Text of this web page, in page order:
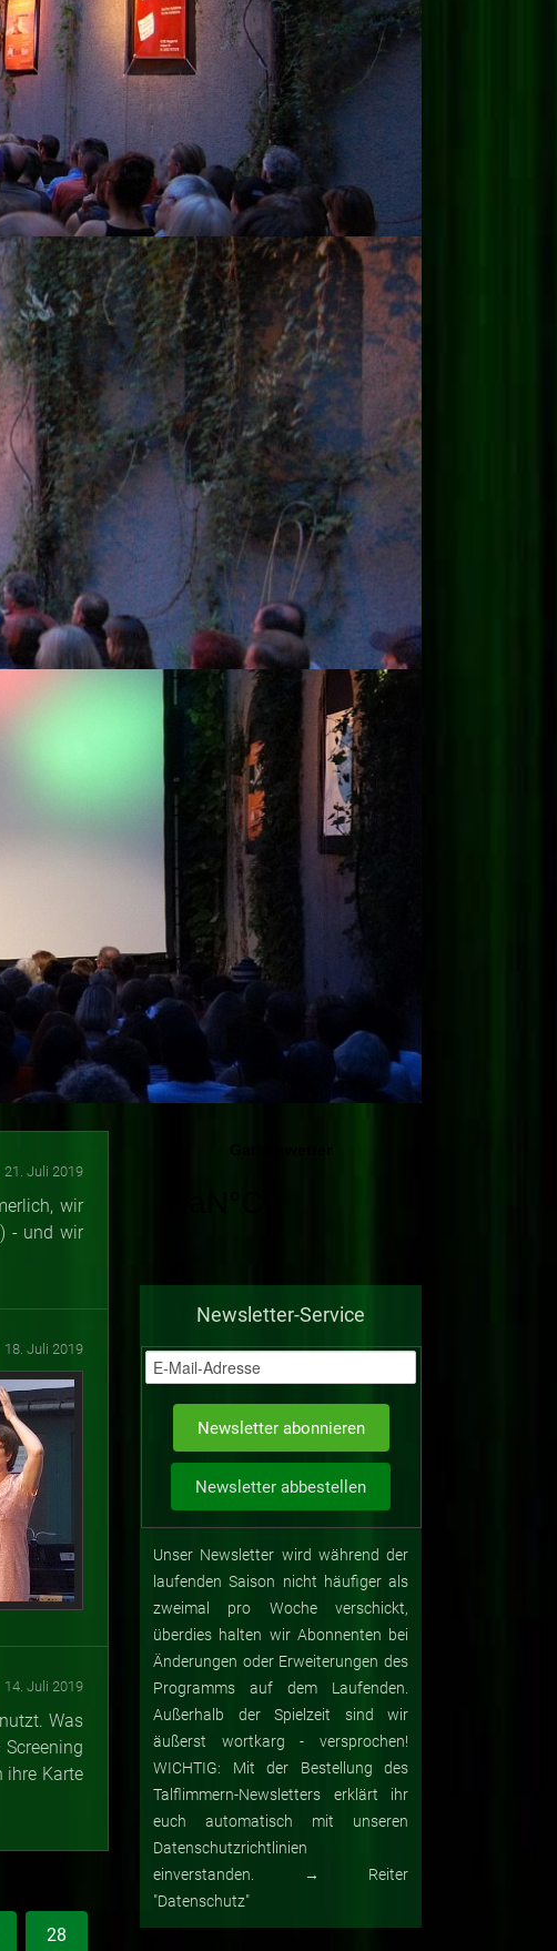
21. Juli 2019
wir
- und wir
18. Juli 2019
14. Juli 2019
Was
ihre Karte
28
Newsletter-Service
Unser Newsletter wird während der
laufenden Saison nicht häufiger als
zweimal pro Woche verschickt,
überdies halten wir Abonnenten bei
Änderungen oder Erweiterungen des
Programms auf dem Laufenden.
Außerhalb der Spielzeit sind wir
äußerst wortkarg - versprochen!
WICHTIG: Mit der Bestellung des
Talflimmern-Newsletters erklärt ihr
euch automatisch mit unseren
Datenschutzrichtlinien
einverstanden. → Reiter
"Datenschutz"